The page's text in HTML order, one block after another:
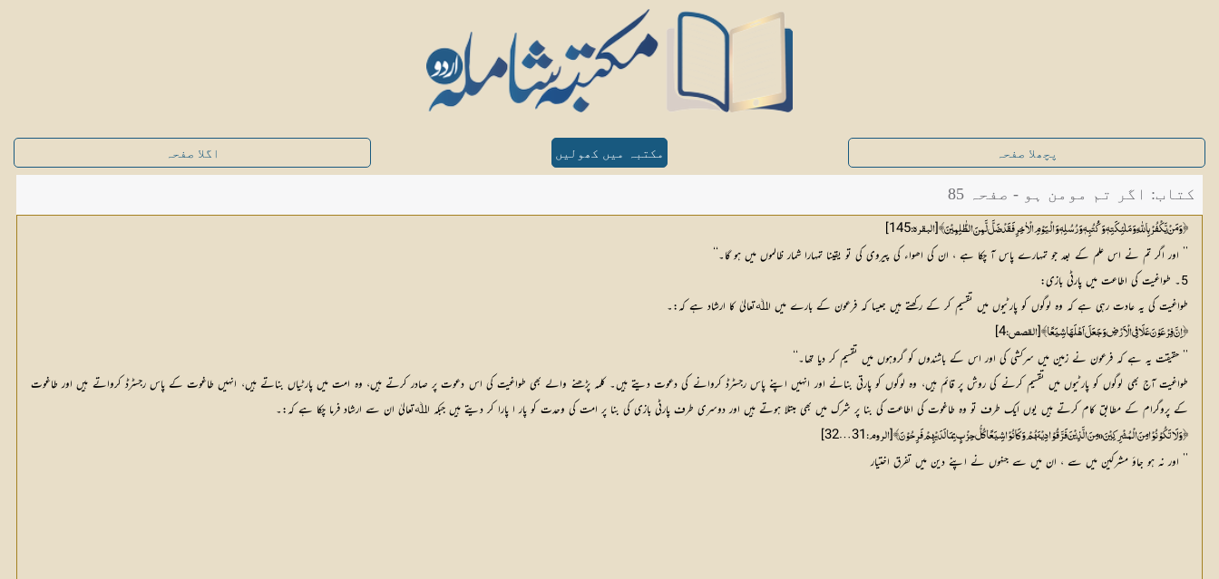
پچھلا صفحہ مکتبہ میں کھولیں اگلا صفحہ
کتاب: اگر تم مومن ہو - صفحہ 85
﴿ وَمَنْ یَّکْفُرْ بِاللّٰہِ وَمَلٰئِکَتِہٖ وَکُُتُبِہٖ وَرُسُلِہٖ وَالْیَوْمِ الْاٰخِرِ فَقَدْ ضَلَّ لَّمِنَ الظّٰلِمِیْنَ﴾[البقرہ:145
]
’’ اور اگر تم نے اس علم کے بعد جو تمہارے پاس آ چکا ہے ، ان کی اھواء کی پیروی کی تو یقینا تمہارا شمار ظالموں میں ہو گا۔‘‘
5۔ طواغیت کی اطاعت میں پارٹی بازی:
طواغیت کی یہ عادت رہی ہے کہ وہ لوگوں کو پارٹیوں میں تقسیم کر کے رکھتے ہیں جیسا کہ فرعون کے بارے میں اﷲتعالیٰ کا ارشاد ہے کہ:۔
﴿ اِنَّ فِرْعَوْنَ عَلَا فِی الْاَرْضِ وَجَعَلَ اَھْلَھَا شِیَعًا﴾[القصص:4
]
’’ حقیقت یہ ہے کہ فرعون نے زمین میں سرکشی کی اور اس کے باشندوں کو گروہوں میں تقسیم کر دیا تھا۔‘‘
طواغیت آج بھی لوگوں کو پارٹیوں میں تقسیم کرنے کی روش پر قائم ہیں، وہ لوگوں کو پارتی بنانے اور انہیں اپنے پاس رجسٹرڈ کروانے کی دعوت دیتے ہیں۔ کلمہ پڑھنے والے بھی طواغیت کی اس دعوت پر صادر کرتے ہیں، وہ امت میں پارٹیاں بناتے ہیں، انہیں طاغوت کے پاس رجسٹرڈ کرواتے ہیں اور طاغوت
کے پروگرام کے مطابق کام کرتے ہیں یوں ایک طرف تو وہ طاغوت کی اطاعت کی بنا پر شرک میں بھی مبتلا ہوتے ہیں اور دوسری طرف پارٹی بازی کی بنا پر امت کی وحدت کو پار ا پارا کر دیتے ہیں جبکہ اﷲتعالیٰ ان سے ارشاد فرما چکا ہے کہ:۔
﴿ وَلَا تَکُوْنُوْا مِنَ الْمُشْرِکِیْنَ o مِنَ الَّذِیْنَ فَرَّقُوْا دِیْنَھُمْ وَکَانُوْا شِیَعًا کُلُّ حِزْبٍ بِمَا لَدَیْھِمْ فَرِحُوْنَ ﴾ [الروم: 31…32
]
’’ اور نہ ہو جاؤ مشرکین میں سے ، ان میں سے جنہوں نے اپنے دین میں تفرق اختیار